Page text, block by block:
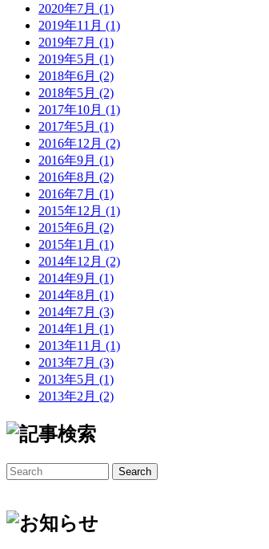
2020年7月 (1)
2019年11月 (1)
2019年7月 (1)
2019年5月 (1)
2018年6月 (2)
2018年5月 (2)
2017年10月 (1)
2017年5月 (1)
2016年12月 (2)
2016年9月 (1)
2016年8月 (2)
2016年7月 (1)
2015年12月 (1)
2015年6月 (2)
2015年1月 (1)
2014年12月 (2)
2014年9月 (1)
2014年8月 (1)
2014年7月 (3)
2014年1月 (1)
2013年11月 (1)
2013年7月 (3)
2013年5月 (1)
2013年2月 (2)